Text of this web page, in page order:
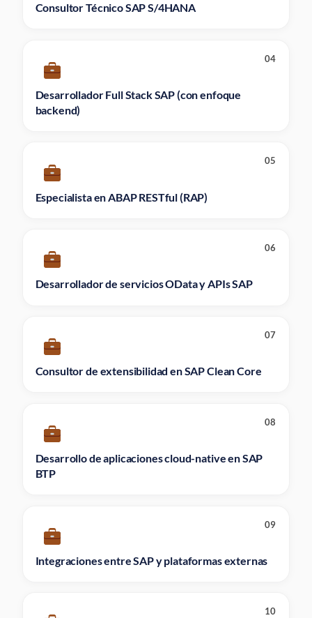
Consultor Técnico SAP S/4HANA
04
Desarrollador Full Stack SAP (con enfoque
backend)
05
Especialista en ABAP RESTful (RAP)
06
Desarrollador de servicios OData y APIs SAP
07
Consultor de extensibilidad en SAP Clean Core
08
Desarrollo de aplicaciones cloud-native en SAP
BTP
09
Integraciones entre SAP y plataformas externas
10